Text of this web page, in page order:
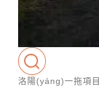
洛陽(yáng)一拖項目